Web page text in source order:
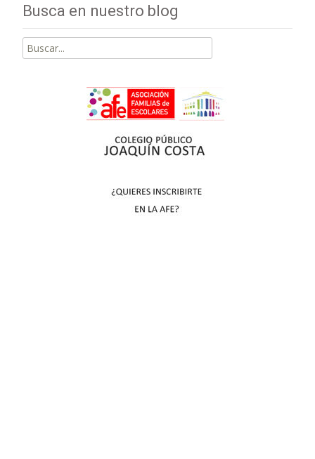
Busca en nuestro blog
Buscar
por: